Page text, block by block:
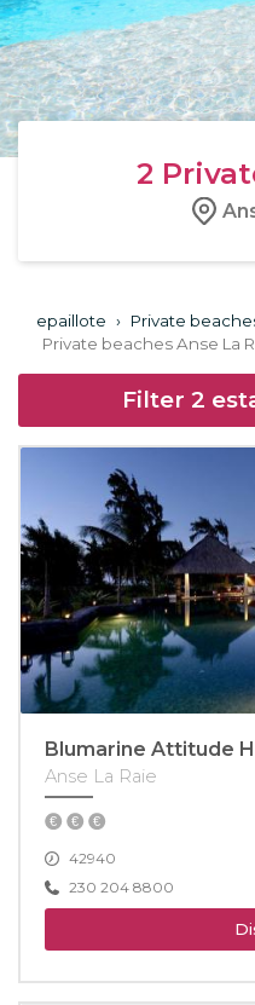
2
epaillote › Private
Private beaches Anse La
Filter 2
Blumarine Attitude
Anse La Raie
42940
230 204 8800